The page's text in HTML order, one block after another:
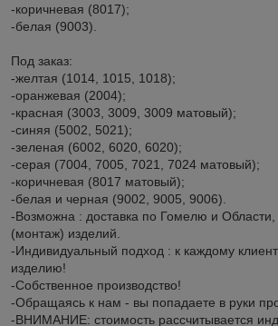
-коричневая (8017);
-белая (9003).
Под заказ:
-желтая (1014, 1015, 1018);
-оранжевая (2004);
-красная (3003, 3009, 3009 матовый);
-синяя (5002, 5021);
-зеленая (6002, 6020, 6020);
-серая (7004, 7005, 7021, 7024 матовый);
-коричневая (8017 матовый);
-белая и черная (9002, 9005, 9006).
-Возможна : доставка по Гомелю и Области,
(монтаж) изделий.
-Индивидуальный подход : к каждому
изделию!
-Собственное производство!
-Обращаясь к нам - вы попадаете в руки
-ВНИМАНИЕ: стоимость рассчитывается